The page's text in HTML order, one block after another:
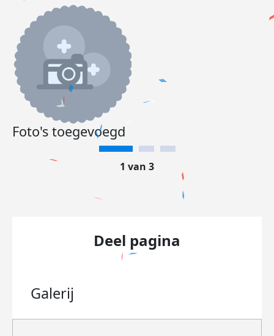
Foto's toegevoegd
1 van 3
Deel pagina
Galerij